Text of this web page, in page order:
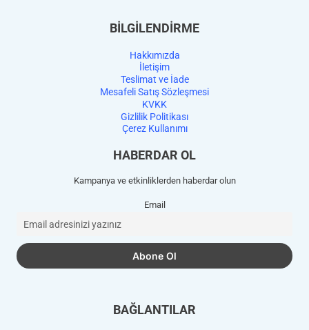
BİLGİLENDİRME
Hakkımızda
İletişim
Teslimat ve İade
Mesafeli Satış Sözleşmesi
KVKK
Gizlilik Politikası
Çerez Kullanımı
HABERDAR OL
Kampanya ve etkinliklerden haberdar olun
Email
BAĞLANTILAR